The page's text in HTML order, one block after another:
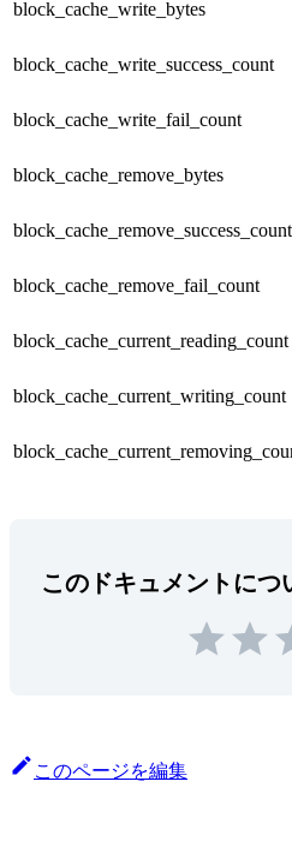
block_cache_write_bytes
block_cache_write_success_count
block_cache_write_fail_count
block_cache_remove_bytes
block_cache_remove_success_count
block_cache_remove_fail_count
block_cache_current_reading_count
block_cache_current_writing_count
このドキュメントに
このページを編集